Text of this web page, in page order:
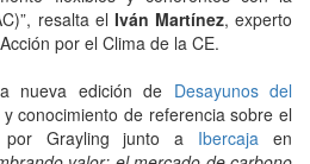
resalta el Iván Martínez, experto
por el Clima de la CE.
nueva edición de Desayunos del
conocimiento de referencia sobre el
por Grayling junto a Ibercaja en